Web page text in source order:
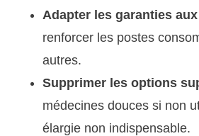
Adapter les garanties
renforcer les postes
autres.
Supprimer les options
médecines douces si non
élargie non indispensable.